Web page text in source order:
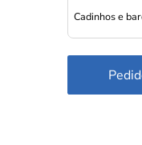
Cadinhos e